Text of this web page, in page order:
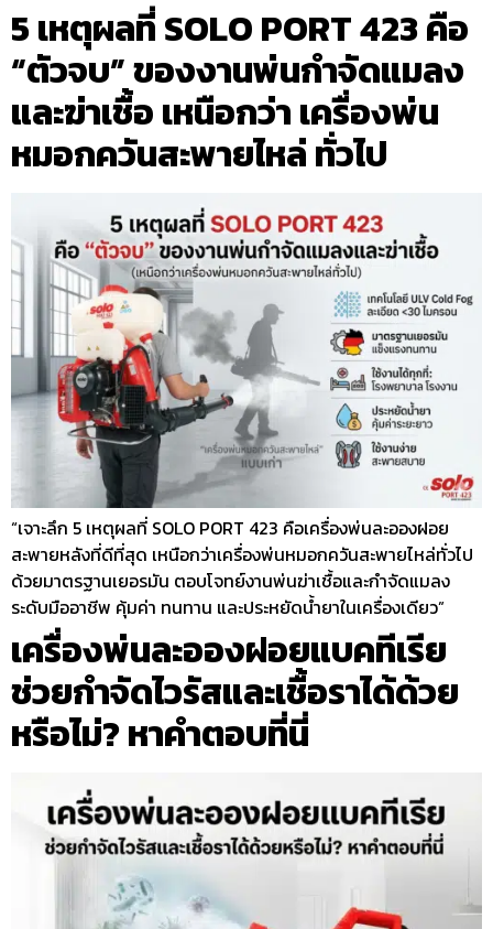
5 เหตุผลที่ SOLO PORT 423 คือ
“ตัวจบ” ของงานพ่นกำจัดแมลง
และฆ่าเชื้อ เหนือกว่า เครื่องพ่น
หมอกควันสะพายไหล่ ทั่วไป
“เจาะลึก 5 เหตุผลที่ SOLO PORT 423 คือเครื่องพ่นละอองฝอย
สะพายหลังที่ดีที่สุด เหนือกว่าเครื่องพ่นหมอกควันสะพายไหล่ทั่วไป
ด้วยมาตรฐานเยอรมัน ตอบโจทย์งานพ่นฆ่าเชื้อและกำจัดแมลง
ระดับมืออาชีพ คุ้มค่า ทนทาน และประหยัดน้ำยาในเครื่องเดียว”
เครื่องพ่นละอองฝอยแบคทีเรีย
ช่วยกำจัดไวรัสและเชื้อราได้ด้วย
หรือไม่? หาคำตอบที่นี่